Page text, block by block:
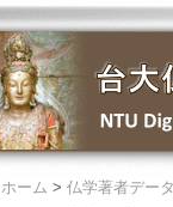
ホーム > 仏学著者デー